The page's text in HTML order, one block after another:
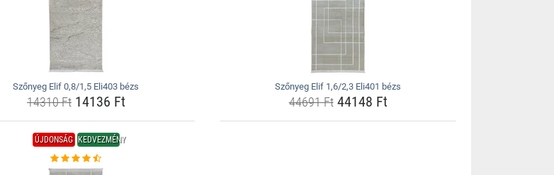
Szőnyeg Elif 0,8/1,5 Eli403 bézs
14310 Ft14136 Ft
Szőnyeg Elif 1,6/2,3 Eli401 bézs
44691 Ft44148 Ft
ÚJDONSÁG KEDVEZMÉNY